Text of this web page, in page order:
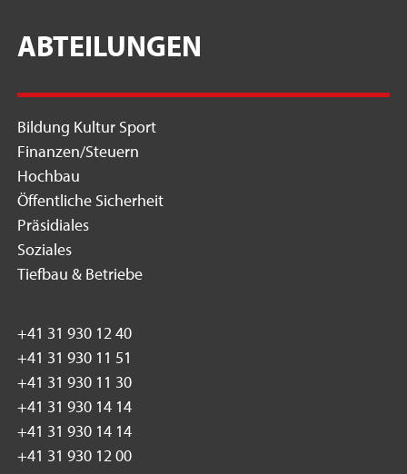
ABTEILUNGEN
Bildung Kultur Sport
Finanzen/Steuern
Hochbau
Öffentliche Sicherheit
Präsidiales
Soziales
Tiefbau & Betriebe
+41 31 930 12 40
+41 31 930 11 51
+41 31 930 11 30
+41 31 930 14 14
+41 31 930 14 14
+41 31 930 12 00